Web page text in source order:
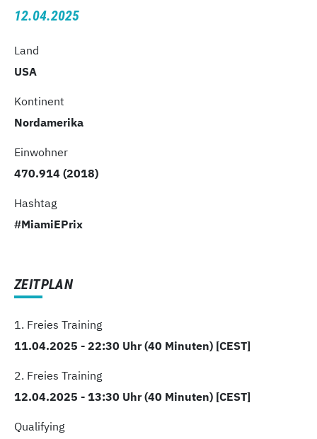
12.04.2025
Land
USA
Kontinent
Nordamerika
Einwohner
470.914 (2018)
Hashtag
#MiamiEPrix
ZEITPLAN
1. Freies Training
11.04.2025 - 22:30 Uhr (40 Minuten) [CEST]
2. Freies Training
12.04.2025 - 13:30 Uhr (40 Minuten) [CEST]
Qualifying